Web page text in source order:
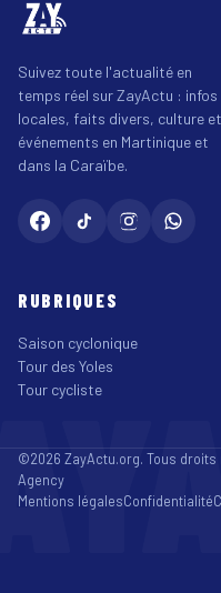
Suivez toute l'actualité en
temps réel sur ZayActu : infos
locales, faits divers, culture et
événements en Martinique et
dans la Caraïbe.
RUBRIQUES
Saison cyclonique
Tour des Yoles
Tour cycliste
©2026 ZayActu.org. Tous
Agency
Mentions légalesConfidentialité